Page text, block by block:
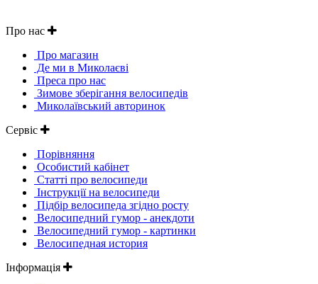
Про нас
Про магазин
Де ми в Миколаєві
Преса про нас
Зимове зберігання велосипедів
Миколаївський авторинок
Сервіс
Порівняння
Особистий кабінет
Статті про велосипеди
Інструкції на велосипеди
Підбір велосипеда згідно росту
Велосипедний гумор - анекдоти
Велосипедний гумор - картинки
Велосипедная история
Інформація